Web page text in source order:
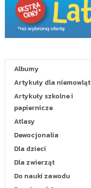
Albumy
Artykuły dla niemowląt
Artykuły szkolne i
papiernicze
Atlasy
Dewocjonalia
Dla dzieci
Dla zwierząt
Do nauki zawodu